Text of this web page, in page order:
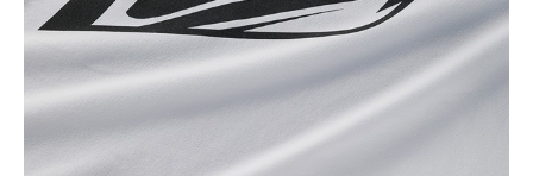
NAVY
L
¥6,160
カートに入れる
¥6,160(税込)